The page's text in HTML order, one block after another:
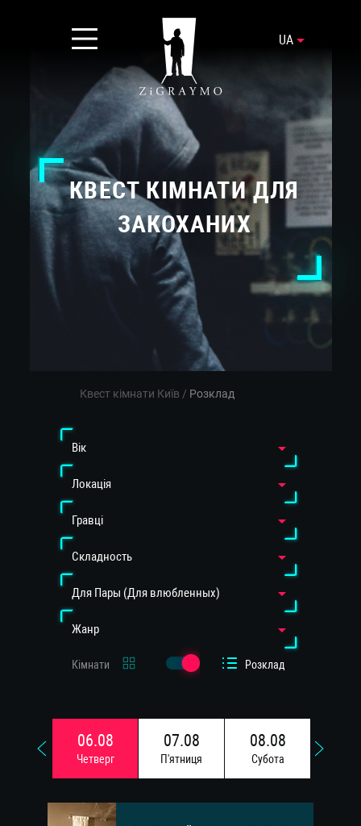
UA
КВЕСТ КІМНАТИ ДЛЯ
ЗАКОХАНИХ
Квест кімнати Київ / Розклад
Вiк
Локація
Гравці
Cкладность
Для Пары (Для влюбленных)
Жанр
Кімнати Розклад
06.08
Четверг
07.08
П'ятниця
08.08
Субота